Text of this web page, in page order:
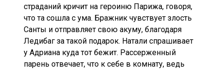
страданий кричит на героиню Парижа, говоря,
что та сошла с ума. Бражник чувствует злость
Санты и отправляет свою акуму, благодаря
Ледибаг за такой подарок. Натали спрашивает
у Адриана куда тот бежит. Рассерженный
парень отвечает, что к себе в комнату, ведь